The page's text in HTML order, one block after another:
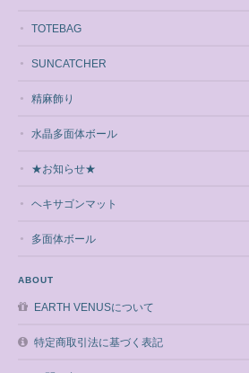
TOTEBAG
SUNCATCHER
精麻飾り
水晶多面体ボール
★お知らせ★
ヘキサゴンマット
多面体ボール
ABOUT
EARTH VENUSについて
特定商取引法に基づく表記